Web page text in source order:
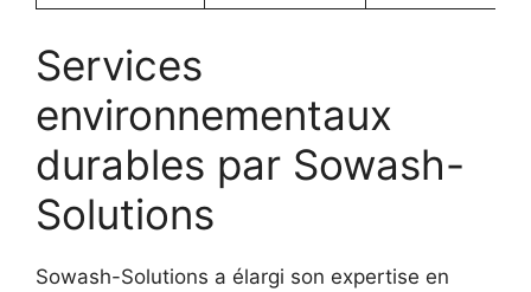
Services
environnementaux
durables par Sowash-
Solutions
Sowash-Solutions a élargi son expertise en